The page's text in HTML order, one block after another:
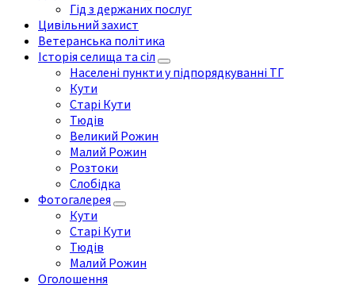
Гід з держаних послуг
Цивільний захист
Ветеранська політика
Історія селища та сіл
Населені пункти у підпорядкуванні ТГ
Кути
Старі Кути
Тюдів
Великий Рожин
Малий Рожин
Розтоки
Слобідка
Фотогалерея
Кути
Старі Кути
Тюдів
Малий Рожин
Оголошення